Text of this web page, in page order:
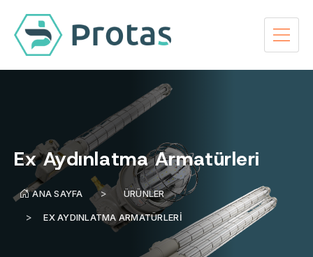
Ex Aydınlatma Armatürleri
ANA SAYFA ÜRÜNLER
EX AYDINLATMA ARMATÜRLERI